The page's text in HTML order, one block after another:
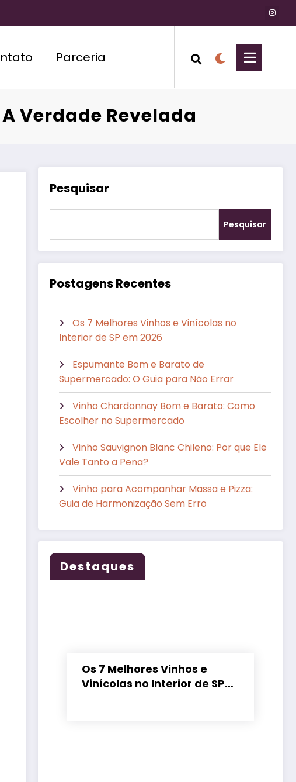
Parceria
Verdade Revelada
Pesquisar
Pesquisar
Postagens Recentes
Os 7 Melhores Vinhos e Vinícolas no
Interior de SP em 2026
Espumante Bom e Barato de
Supermercado: O Guia para Não Errar
Vinho Chardonnay Bom e Barato: Como
Escolher no Supermercado
Vinho Sauvignon Blanc Chileno: Por que Ele
Vale Tanto a Pena?
Vinho para Acompanhar Massa e Pizza:
Guia de Harmonização Sem Erro
Destaques
Os 7 Melhores Vinhos e
Vinícolas no Interior de SP